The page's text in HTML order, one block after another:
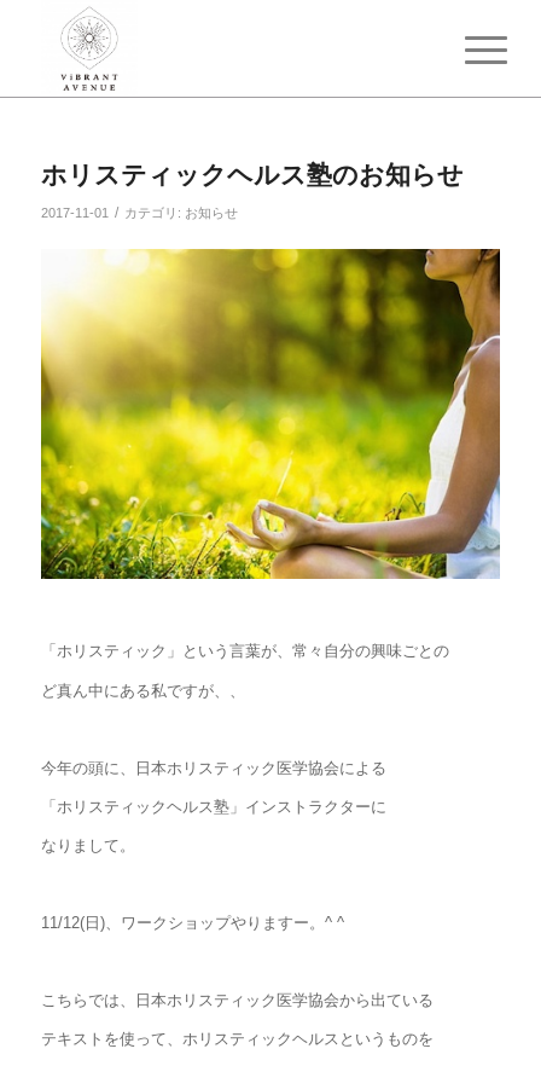
ホリスティックヘルス塾のお知らせ
2017-11-01 / カテゴリ: お知らせ
「ホリスティック」という言葉が、常々自分の興味ごとの
ど真ん中にある私ですが、、
今年の頭に、日本ホリスティック医学協会による
「ホリスティックヘルス塾」インストラクターに
なりまして。
11/12(日)、ワークショップやりますー。^ ^
こちらでは、日本ホリスティック医学協会から出ている
テキストを使って、ホリスティックヘルスというものを